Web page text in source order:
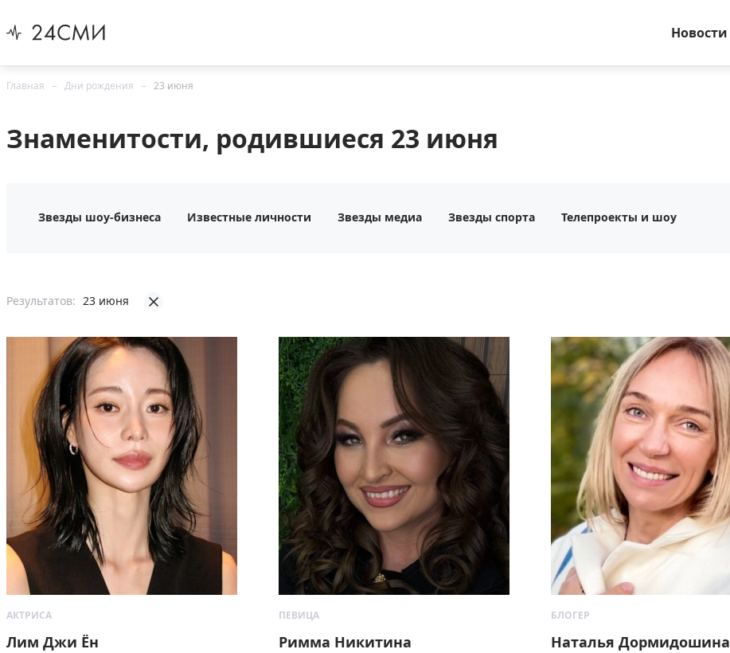
Новости
Главная Дни рождения 23 июня
Знаменитости, родившиеся 23 июня
Звезды шоу-бизнеса Известные личности Звезды медиа Звезды спорта Телепроекты и шоу
Результатов: 23 июня
АКТРИСА
Лим Джи Ëн
ПЕВИЦА
Римма Никитина
БЛОГЕР
Наталья Дормидошина